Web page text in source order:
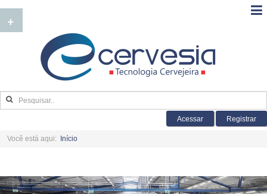
Acessar Registrar
Você está aqui: Início
+